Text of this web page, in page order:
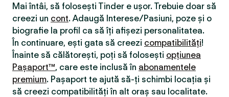
Mai întâi, să folosești Tinder e ușor. Trebuie doar să
creezi un cont. Adaugă Interese/Pasiuni, poze și o
biografie la profil ca să îți afișezi personalitatea.
În continuare, ești gata să creezi compatibilităţi!
Înainte să călătorești, poți să folosești opțiunea
Pașaport™, care este inclusă în abonamentele
premium. Pașaport te ajută să-ți schimbi locația și
să creezi compatibilităţi în alt oraș sau localitate.